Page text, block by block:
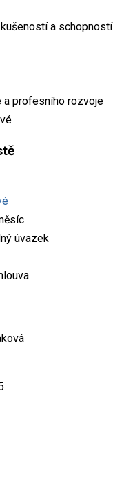
a schopností
a profesního rozvoje
úvazek